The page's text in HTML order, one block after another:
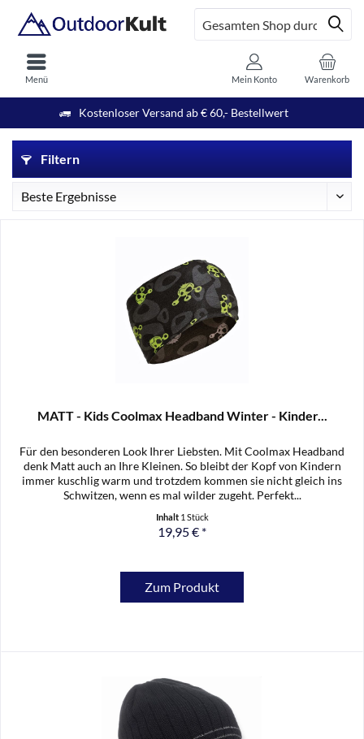
Kostenloser Versand ab € 60,- Bestellwert
Menü Warenkorb
Mein Konto
Filtern
MATT - Kids Coolmax Headband Winter - Kinder...
Für den besonderen Look Ihrer Liebsten. Mit Coolmax Headband
denk Matt auch an Ihre Kleinen. So bleibt der Kopf von Kindern
immer kuschlig warm und trotzdem kommen sie nicht gleich ins
Schwitzen, wenn es mal wilder zugeht. Perfekt...
Inhalt 1 Stück
19,95 € *
Zum Produkt